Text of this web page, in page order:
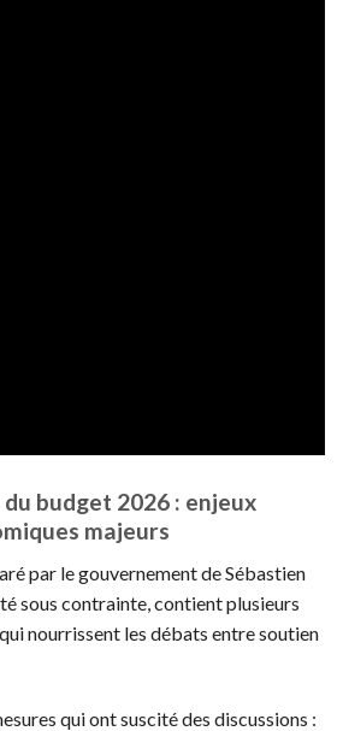
budget 2026 : enjeux
majeurs
par le gouvernement de Sébastien
sous contrainte, contient plusieurs
nourrissent les débats entre soutien
qui ont suscité des discussions :